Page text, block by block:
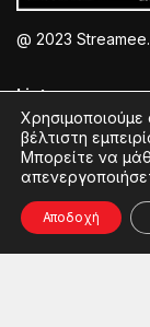
@ 2023
Listen >
Streamee Radios
Moods
Radios
βέλτιστη
Μπορείτε να
Αποδοχή